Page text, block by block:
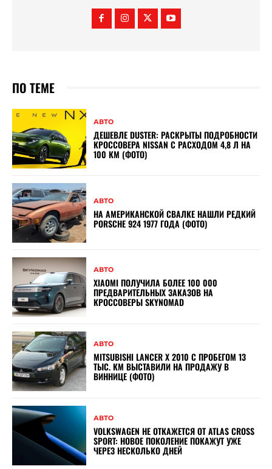
ПО ТЕМЕ
АВТО
ДЕШЕВЛЕ DUSTER: РАСКРЫТЫ ПОДРОБНОСТИ
КРОССОВЕРА NISSAN С РАСХОДОМ 4,8 Л НА
100 КМ (ФОТО)
АВТО
НА АМЕРИКАНСКОЙ СВАЛКЕ НАШЛИ РЕДКИЙ
PORSCHE 924 1977 ГОДА (ФОТО)
АВТО
XIAOMI ПОЛУЧИЛА БОЛЕЕ 100 000
ПРЕДВАРИТЕЛЬНЫХ ЗАКАЗОВ НА
КРОССОВЕРЫ SKYNOMAD
АВТО
MITSUBISHI LANCER X 2010 С ПРОБЕГОМ 13
ТЫС. КМ ВЫСТАВИЛИ НА ПРОДАЖУ В
ВИННИЦЕ (ФОТО)
АВТО
VOLKSWAGEN НЕ ОТКАЖЕТСЯ ОТ ATLAS CROSS
SPORT: НОВОЕ ПОКОЛЕНИЕ ПОКАЖУТ УЖЕ
ЧЕРЕЗ НЕСКОЛЬКО ДНЕЙ